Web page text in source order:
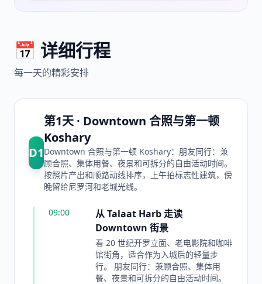
📅 详细行程
每一天的精彩安排
D1
第1天 · Downtown 合照与第一顿
Koshary
Downtown 合照与第一顿 Koshary：朋友同行：兼
顾合照、集体用餐、夜景和可拆分的自由活动时间。
按照片产出和顺路动线排序，上午拍标志性建筑，傍
晚留给尼罗河和老城光线。
09:00
从 Talaat Harb 走读
Downtown 街景
看 20 世纪开罗立面、老电影院和咖啡
馆街角，适合作为入城后的轻量步
行。 朋友同行：兼顾合照、集体用
餐、夜景和可拆分的自由活动时间。